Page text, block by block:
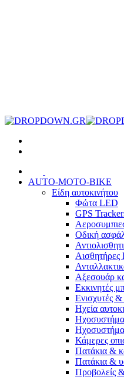
AUTO-MOTO-BIKE
Είδη αυτοκινήτου
Φώτα LED
GPS
Οδική
Αισθητήρες
Αξεσουάρ
Εκκινητές
Ενισχυτές
Ηχεία
Κάμερες
Πατάκια &
Πατάκια &
Προβολείς